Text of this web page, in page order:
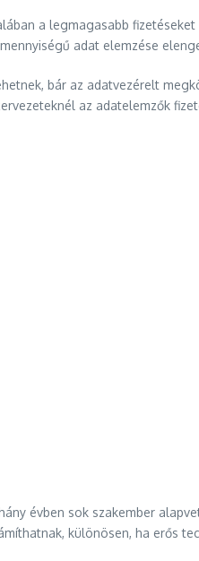
a legmagasabb
adat elemzése
bár az adatvezérelt
az adatelemzők
évben sok szakember
különösen, ha erős